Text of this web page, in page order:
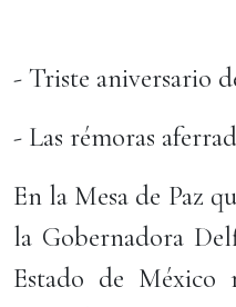
- Triste aniversario
- Las rémoras
En la Mesa de Paz
la Gobernadora
Estado de México